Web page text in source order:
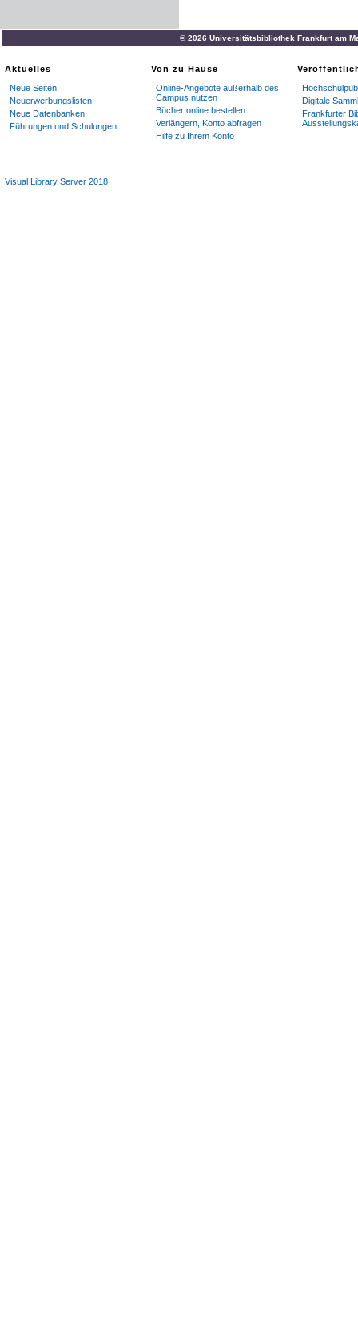
© 2026 Universitätsbibliothek Frankfurt am
Aktuelles
Neue Seiten
Neuerwerbungslisten
Neue Datenbanken
Führungen und Schulungen
Von zu Hause
Online-Angebote außerhalb des
Campus nutzen
Bücher online bestellen
Verlängern, Konto abfragen
Hilfe zu Ihrem Konto
Digitale
Frankfurter
Visual Library Server 2018